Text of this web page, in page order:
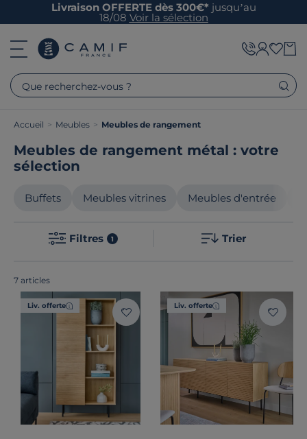
Livraison OFFERTE dès 300€* jusqu’au
18/08 Voir la sélection
Que recherchez-vous ?
Accueil > Meubles > Meubles de rangement
Meubles de rangement métal : votre
sélection
Buffets Meubles vitrines Meubles d'entrée
Filtres 1 Trier
7 articles
Liv. offerte Liv. offerte
Largeur